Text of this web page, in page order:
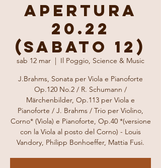
Apertura
20.22
(Sabato 12)
sab 12 mar
  |
Il Poggio, Science & Music
J.Brahms, Sonata per Viola e Pianoforte
Op.120 No.2 / R. Schumann /
Märchenbilder, Op.113 per Viola e
Pianoforte / J. Brahms / Trio per Violino,
Corno* (Viola) e Pianoforte, Op.40 *(versione
con la Viola al posto del Corno) - Louis
Vandory, Philipp Bonhoeffer, Mattia Fusi.